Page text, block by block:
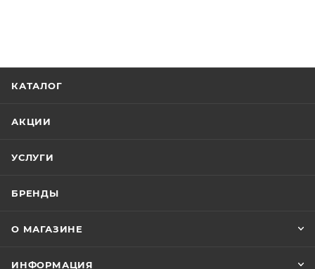
КАТАЛОГ
АКЦИИ
УСЛУГИ
БРЕНДЫ
О МАГАЗИНЕ
ИНФОРМАЦИЯ